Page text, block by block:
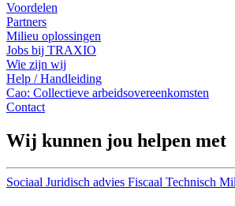
Voordelen
Partners
Milieu oplossingen
Jobs bij TRAXIO
Wie zijn wij
Help / Handleiding
Cao: Collectieve arbeidsovereenkomsten
Contact
Wij kunnen jou helpen met
Sociaal Juridisch advies Fiscaal Technisch